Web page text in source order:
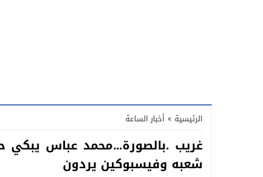
الرئيسية » أخبار الساعة
غريب .بالصورة…محمد عباس يبكي
شعبه وفيسبوكين يردون